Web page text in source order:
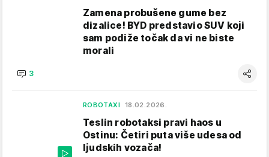
Zamena probušene gume bez
dizalice! BYD predstavio SUV koji
sam podiže točak da vi ne biste
morali
3
ROBOTAXI 18.02.2026.
Teslin robotaksi pravi haos u
Ostinu: Četiri puta više udesa od
ljudskih vozača!